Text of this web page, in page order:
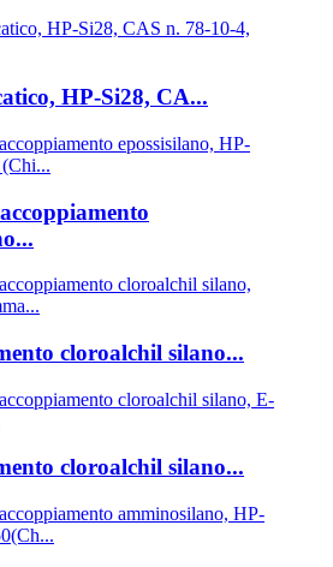
HP-Si28, CA...
cloroalchil silano...
cloroalchil silano...